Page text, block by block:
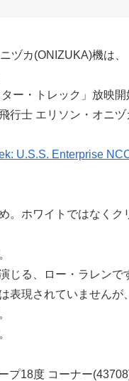
ヅカ(ONIZUKA)機は
ー・トレック」放映
行士 エリソン・オニヅ
U.S.S. Enterprise
。ホワイトではなくク
じる、ロー・ラレンで
表現されていません
プ18度 コーナー